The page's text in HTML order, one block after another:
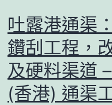
吐露港通渠
鑽刮工程，
及硬料渠道
(香港) 通渠